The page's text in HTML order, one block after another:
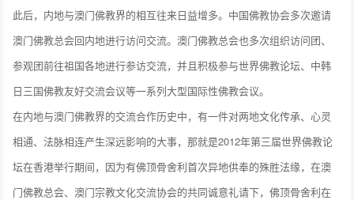
此后，内地与澳门佛教界的相互往来日益增多。中国佛教协会多次邀请
澳门佛教总会回内地进行访问交流。澳门佛教总会也多次组织访问团、
参观团前往祖国各地进行参访交流，并且积极参与世界佛教论坛、中韩
日三国佛教友好交流会议等一系列大型国际性佛教会议。
在内地与澳门佛教界的交流合作历史中，有一件对两地文化传承、心灵
相通、法脉相连产生深远影响的大事，那就是2012年第三届世界佛教论
坛在香港举行期间，因为有佛顶骨舍利首次异地供奉的殊胜法缘，在澳
门佛教总会、澳门宗教文化交流协会的共同诚意礼请下，佛顶骨舍利在